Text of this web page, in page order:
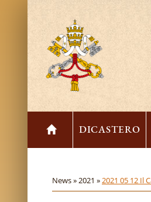
DICASTERO
News »2021 »2021 05 12 Il